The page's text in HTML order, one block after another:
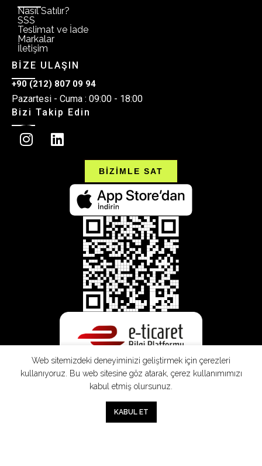
Nasıl Satılır?
SSS
Teslimat ve İade
Markalar
İletişim
BİZE ULAŞIN
+90 (212) 807 09 94
Pazartesi - Cuma : 09:00 - 18:00
Bizi Takip Edin
BİZİMLE SAT
Web sitemizdeki deneyiminizi geliştirmek için çerezleri
kullanıyoruz. Bu web sitesine göz atarak, çerez kullanımımızı
kabul etmiş olursunuz.
KABUL ET
Sepet